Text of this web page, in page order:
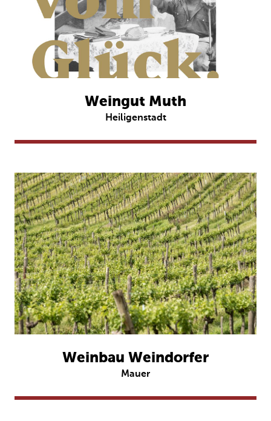
Weingut Muth
Heiligenstadt
Weinbau Weindorfer
Mauer